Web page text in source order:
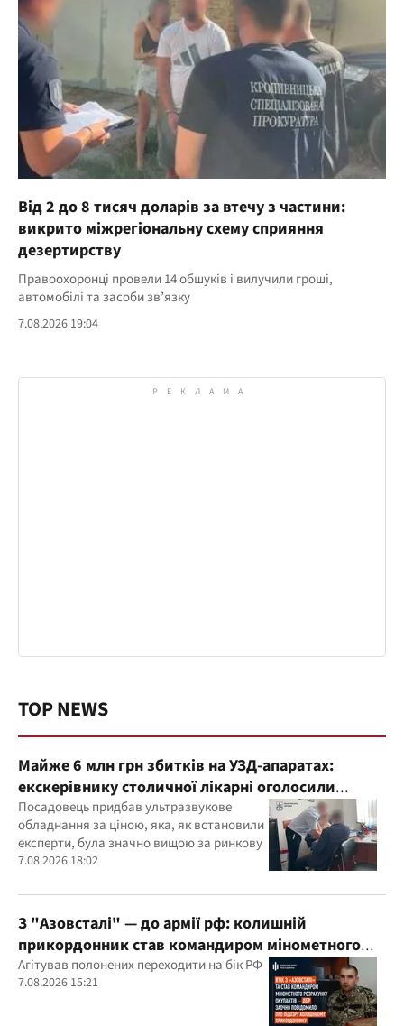
Від 2 до 8 тисяч доларів за втечу з частини:
викрито міжрегіональну схему сприяння
дезертирству
Правоохоронці провели 14 обшуків і вилучили гроші,
автомобілі та засоби зв’язку
7.08.2026 19:04
TOP NEWS
Майже 6 млн грн збитків на УЗД-апаратах:
екскерівнику столичної лікарні оголосили
підозру
Посадовець придбав ультразвукове
обладнання за ціною, яка, як встановили
експерти, була значно вищою за ринкову
7.08.2026 18:02
З "Азовсталі" — до армії рф: колишній
прикордонник став командиром мінометного
розрахунку окупантів
Агітував полонених переходити на бік РФ
7.08.2026 15:21